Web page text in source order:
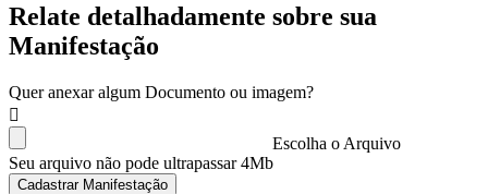
Relate detalhadamente sobre sua
Manifestação
Quer anexar algum Documento ou imagem?
Escolha o Arquivo
Seu arquivo não pode ultrapassar 4Mb
Cadastrar Manifestação